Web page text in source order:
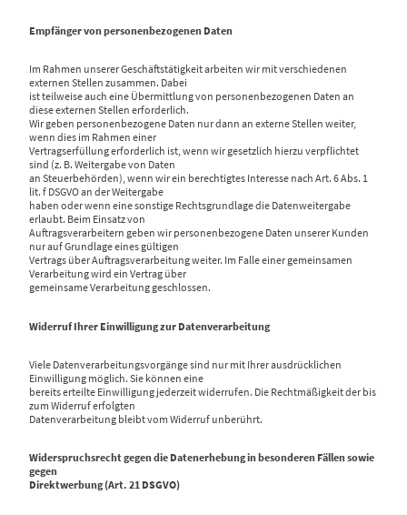
Empfänger von personenbezogenen Daten
Im Rahmen unserer Geschäftstätigkeit arbeiten wir mit verschiedenen
externen Stellen zusammen. Dabei
ist teilweise auch eine Übermittlung von personenbezogenen Daten an
diese externen Stellen erforderlich.
Wir geben personenbezogene Daten nur dann an externe Stellen weiter,
wenn dies im Rahmen einer
Vertragserfüllung erforderlich ist, wenn wir gesetzlich hierzu verpflichtet
sind (z. B. Weitergabe von Daten
an Steuerbehörden), wenn wir ein berechtigtes Interesse nach Art. 6 Abs. 1
lit. f DSGVO an der Weitergabe
haben oder wenn eine sonstige Rechtsgrundlage die Datenweitergabe
erlaubt. Beim Einsatz von
Auftragsverarbeitern geben wir personenbezogene Daten unserer Kunden
nur auf Grundlage eines gültigen
Vertrags über Auftragsverarbeitung weiter. Im Falle einer gemeinsamen
Verarbeitung wird ein Vertrag über
gemeinsame Verarbeitung geschlossen.
Widerruf Ihrer Einwilligung zur Datenverarbeitung
Viele Datenverarbeitungsvorgänge sind nur mit Ihrer ausdrücklichen
Einwilligung möglich. Sie können eine
bereits erteilte Einwilligung jederzeit widerrufen. Die Rechtmäßigkeit der bis
zum Widerruf erfolgten
Datenverarbeitung bleibt vom Widerruf unberührt.
Widerspruchsrecht gegen die Datenerhebung in besonderen Fällen sowie
gegen
Direktwerbung (Art. 21 DSGVO)